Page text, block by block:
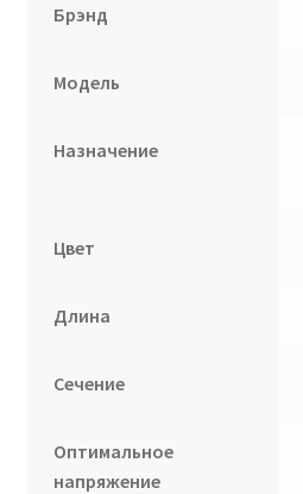
Брэнд
Модель
Назначение
Цвет
Длина
Сечение
Оптимальное
напряжение